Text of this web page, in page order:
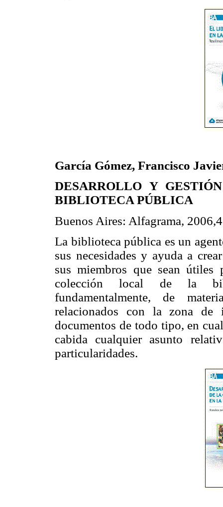
García Gómez, Francisco
DESARROLLO Y
BIBLIOTECA PÚBLICA
Buenos Aires: Alfagrama,
La biblioteca pública es un
sus necesidades y ayuda a
sus miembros que sean
colección local de la
fundamentalmente, de
relacionados con la zona de
documentos de todo tipo, en
cabida cualquier asunto
particularidades.